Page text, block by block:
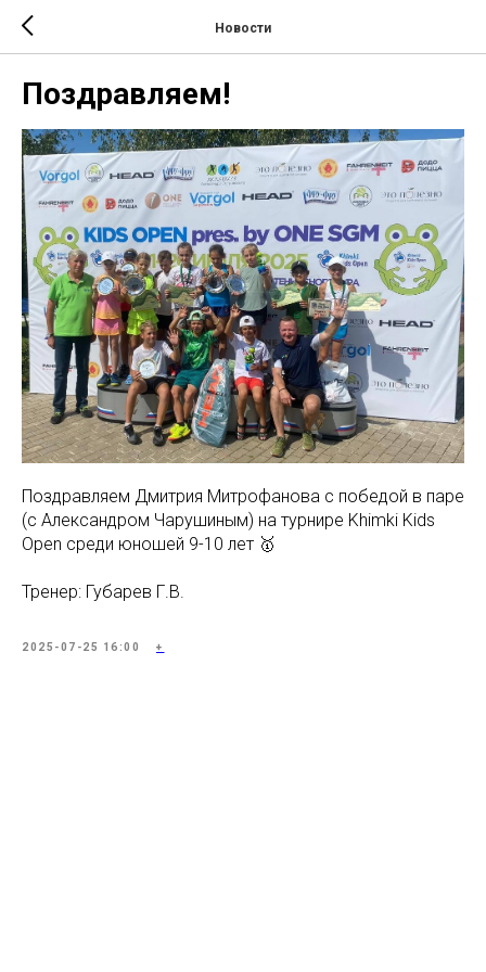
Новости
Поздравляем!
Поздравляем Дмитрия Митрофанова с победой в паре
(с Александром Чарушиным) на турнире Khimki Kids
Open среди юношей 9-10 лет 🥇
Тренер: Губарев Г.В.
2025-07-25 16:00 +